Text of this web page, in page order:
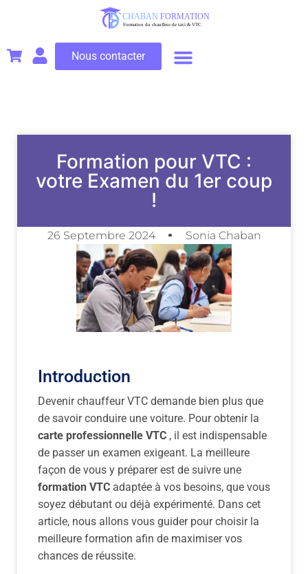
Nous contacter
Formation pour VTC :
votre Examen du 1er coup
!
26 Septembre 2024 Sonia Chaban
Introduction
Devenir chauffeur VTC demande bien plus que
de savoir conduire une voiture. Pour obtenir la
carte professionnelle VTC , il est indispensable
de passer un examen exigeant. La meilleure
façon de vous y préparer est de suivre une
formation VTC adaptée à vos besoins, que vous
soyez débutant ou déjà expérimenté. Dans cet
article, nous allons vous guider pour choisir la
meilleure formation afin de maximiser vos
chances de réussite.